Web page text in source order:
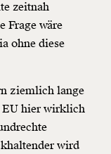
zeitnah
Frage wäre
ohne diese
ziemlich lange
EU hier wirklich
wird